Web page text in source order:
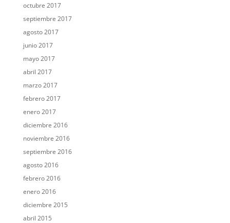
octubre 2017
septiembre 2017
agosto 2017
junio 2017
mayo 2017
abril 2017
marzo 2017
febrero 2017
enero 2017
diciembre 2016
noviembre 2016
septiembre 2016
agosto 2016
febrero 2016
enero 2016
diciembre 2015
abril 2015